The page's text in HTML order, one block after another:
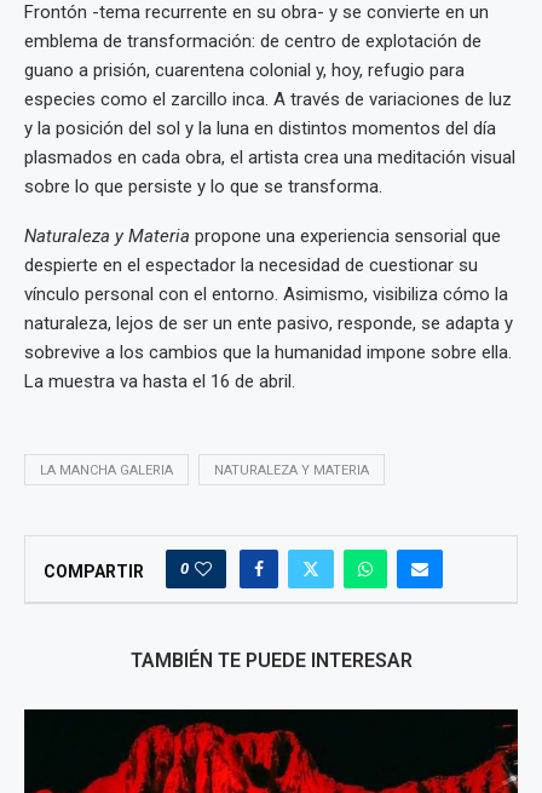
Frontón -tema recurrente en su obra- y se convierte en un
emblema de transformación: de centro de explotación de
guano a prisión, cuarentena colonial y, hoy, refugio para
especies como el zarcillo inca. A través de variaciones de luz
y la posición del sol y la luna en distintos momentos del día
plasmados en cada obra, el artista crea una meditación visual
sobre lo que persiste y lo que se transforma.
Naturaleza y Materia propone una experiencia sensorial que
despierte en el espectador la necesidad de cuestionar su
vínculo personal con el entorno. Asimismo, visibiliza cómo la
naturaleza, lejos de ser un ente pasivo, responde, se adapta y
sobrevive a los cambios que la humanidad impone sobre ella.
La muestra va hasta el 16 de abril.
LA MANCHA GALERIA NATURALEZA Y MATERIA
COMPARTIR 0
TAMBIÉN TE PUEDE INTERESAR